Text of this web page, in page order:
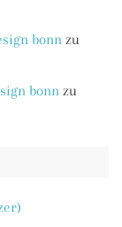
bonn zu
bonn zu